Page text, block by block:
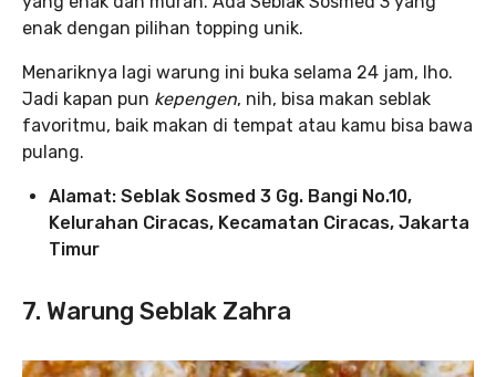
enak dengan pilihan topping unik.
Menariknya lagi warung ini buka selama 24 jam, lho.
Jadi kapan pun kepengen, nih, bisa makan seblak
favoritmu, baik makan di tempat atau kamu bisa bawa
pulang.
Alamat: Seblak Sosmed 3 Gg. Bangi No.10,
Kelurahan Ciracas, Kecamatan Ciracas, Jakarta
Timur
7. Warung Seblak Zahra